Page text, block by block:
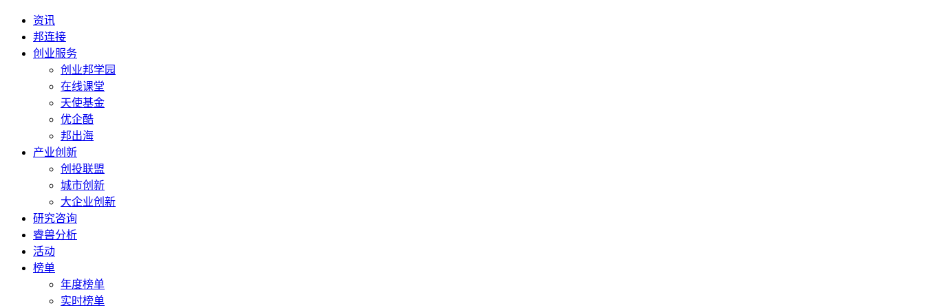
资讯
邦连接
创业服务
创业邦学园
在线课堂
天使基金
优企酷
邦出海
产业创新
创投联盟
城市创新
大企业创新
研究咨询
睿兽分析
活动
榜单
年度榜单
实时榜单